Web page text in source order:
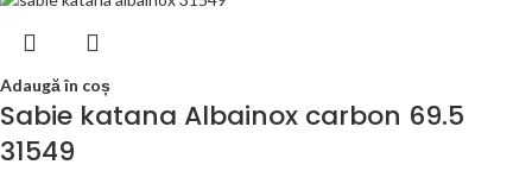
Adaugă în coș
Sabie katana Albainox carbon 69.5
31549